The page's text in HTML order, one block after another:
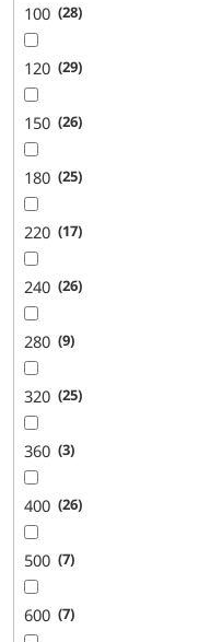
100 28
120 29
150 26
180 25
220 17
240 26
280 9
320 25
360 3
400 26
500 7
600 7